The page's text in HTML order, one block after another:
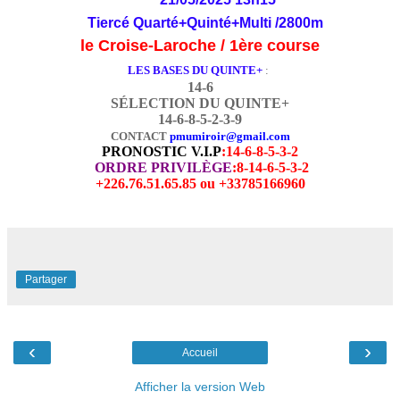
Tiercé Quarté+Quinté+Multi /2800m
le Croise-Laroche / 1ère course
LES BASES DU QUINTE+ :
14-6
SÉLECTION DU QUINTE+
14-6-8-5-2-3-9
CONTACT pmumiroir@gmail.com
PRONOSTIC V.I.P:14-6-8-5-3-2
ORDRE PRIVILÈGE:8-14-6-5-3-2
+226.76.51.65.85 ou +33785166960
Partager
‹ ›
Accueil
Afficher la version Web